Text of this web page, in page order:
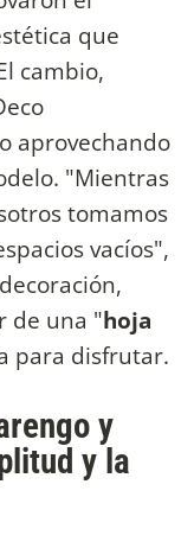
que
cambio,
aprovechando
"Mientras
tomamos
vacíos",
de una "hoja
para disfrutar.
y
y la